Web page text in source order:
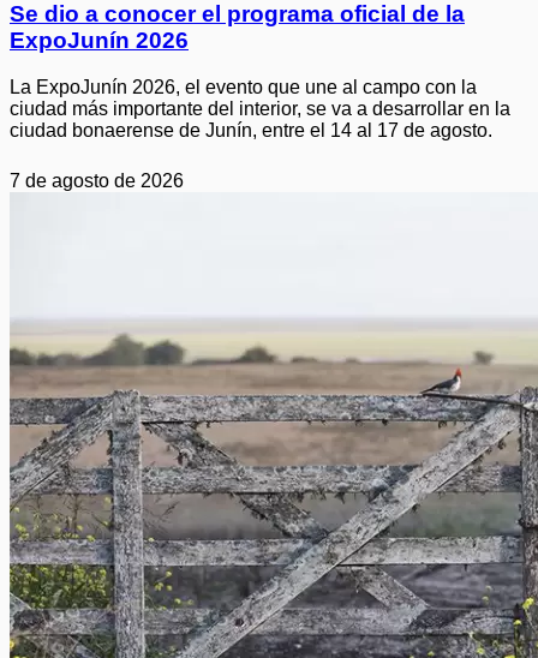
Se dio a conocer el programa oficial de la
ExpoJunín 2026
La ExpoJunín 2026, el evento que une al campo con la
ciudad más importante del interior, se va a desarrollar en la
ciudad bonaerense de Junín, entre el 14 al 17 de agosto.
7 de agosto de 2026